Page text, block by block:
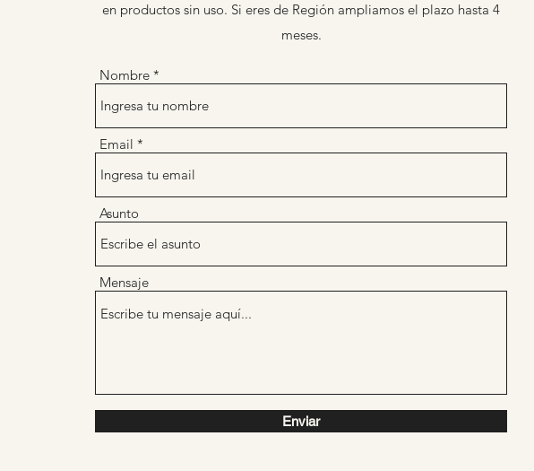
en productos sin uso. Si eres de Región ampliamos el plazo hasta 4
meses.
Nombre
Email
Asunto
Mensaje
Enviar